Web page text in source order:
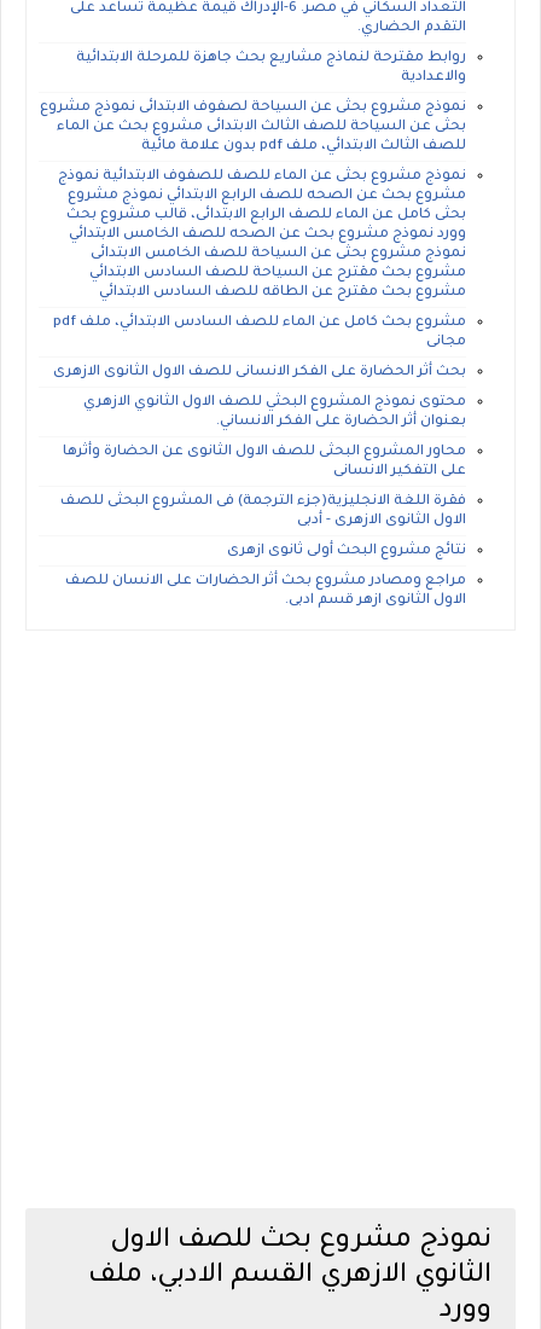
التعداد السكاني في مصر. 6-الإدراك قيمة عظيمة تساعد على
التقدم الحضاري.
روابط مقترحة لنماذج مشاريع بحث جاهزة للمرحلة الابتدائية
والاعدادية
نموذج مشروع بحثى عن السياحة لصفوف الابتدائى نموذج مشروع
بحثى عن السياحة للصف الثالث الابتدائى مشروع بحث عن الماء
للصف الثالث الابتدائي، ملف pdf بدون علامة مائية
نموذج مشروع بحثى عن الماء للصف للصفوف الابتدائية نموذج
مشروع بحث عن الصحه للصف الرابع الابتدائي نموذج مشروع
بحثى كامل عن الماء للصف الرابع الابتدائى، قالب مشروع بحث
وورد نموذج مشروع بحث عن الصحه للصف الخامس الابتدائي
نموذج مشروع بحثى عن السياحة للصف الخامس الابتدائى
مشروع بحث مقترح عن السياحة للصف السادس الابتدائي
مشروع بحث مقترح عن الطاقه للصف السادس الابتدائي
مشروع بحث كامل عن الماء للصف السادس الابتدائي، ملف pdf
مجانى
بحث أثر الحضارة على الفكر الانسانى للصف الاول الثانوى الازهرى
محتوى نموذج المشروع البحثي للصف الاول الثانوي الازهري
بعنوان أثر الحضارة على الفكر الانساني.
محاور المشروع البحثى للصف الاول الثانوى عن الحضارة وأثرها
على التفكير الانسانى
فقرة اللغة الانجليزية(جزء الترجمة) فى المشروع البحثى للصف
الاول الثانوى الازهرى - أدبى
نتائج مشروع البحث أولى ثانوى ازهرى
مراجع ومصادر مشروع بحث أثر الحضارات على الانسان للصف
الاول الثانوى ازهر قسم ادبى.
نموذج مشروع بحث للصف الاول
الثانوي الازهري القسم الادبي، ملف
وورد